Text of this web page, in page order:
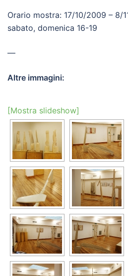
Orario mostra: 17/10/2009 – 8/
sabato, domenica 16-19
—
Altre immagini:
[Mostra slideshow]